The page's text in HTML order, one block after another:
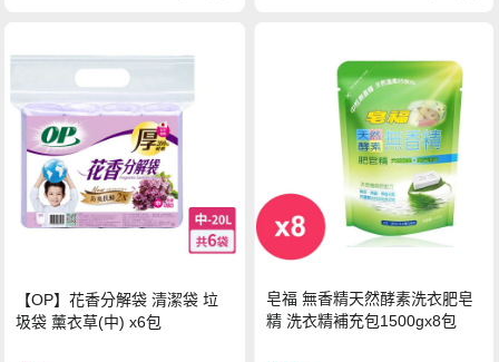
【OP】花香分解袋 清潔袋 垃
圾袋 薰衣草(中) x6包
皂福 無香精天然酵素洗衣肥皂
精 洗衣精補充包1500gx8包